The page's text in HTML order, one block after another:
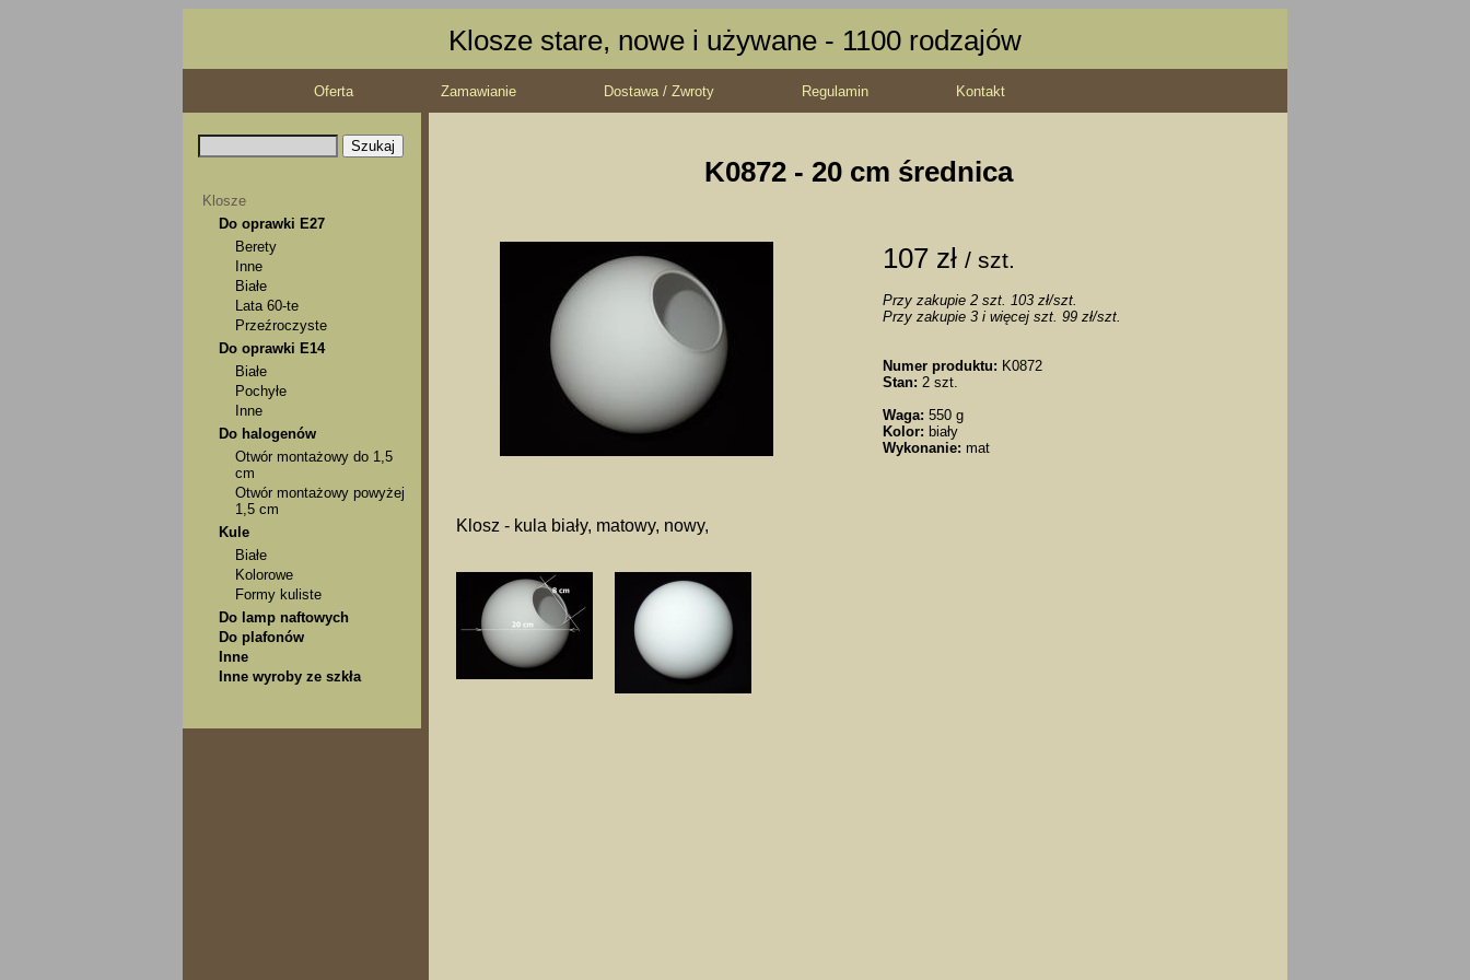
Klosze stare, nowe i używane - 1100 rodzajów
Oferta Zamawianie Dostawa / Zwroty Regulamin Kontakt
Klosze
Do oprawki E27
Berety
Inne
Białe
Lata 60-te
Przeźroczyste
Do oprawki E14
Białe
Pochyłe
Inne
Do halogenów
Otwór montażowy do 1,5
cm
Otwór montażowy powyżej
1,5 cm
Kule
Białe
Kolorowe
Formy kuliste
Do lamp naftowych
Do plafonów
Inne
Inne wyroby ze szkła
K0872 - 20 cm średnica
107 zł / szt.
Przy zakupie 2 szt. 103 zł/szt.
Przy zakupie 3 i więcej szt. 99 zł/szt.
Numer produktu: K0872
Stan: 2 szt.
Waga: 550 g
Kolor: biały
Wykonanie: mat
Klosz - kula biały, matowy, nowy,